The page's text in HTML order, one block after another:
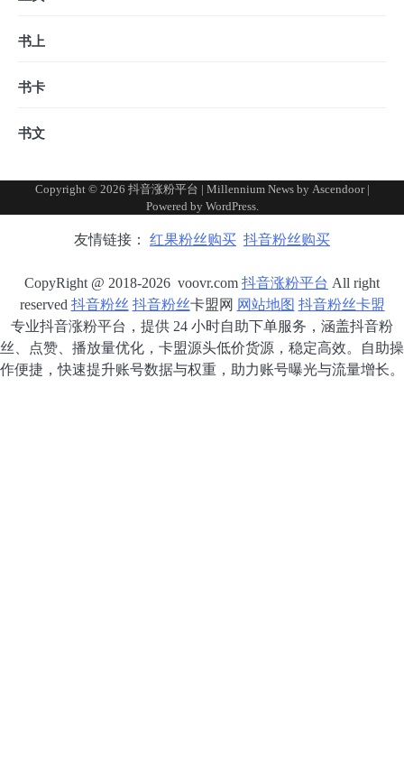
书上
书卡
书文
Copyright © 2026 抖音涨粉平台 | Millennium News by Ascendoor|
Powered by WordPress.
友情链接： 红果粉丝购买 抖音粉丝购买
CopyRight @ 2018-2026 voovr.com 抖音涨粉平台 All right
reserved 抖音粉丝 抖音粉丝卡盟网 网站地图 抖音粉丝卡盟
专业抖音涨粉平台，提供 24 小时自助下单服务，涵盖抖音粉
丝、点赞、播放量优化，卡盟源头低价货源，稳定高效。自助操
作便捷，快速提升账号数据与权重，助力账号曝光与流量增长。